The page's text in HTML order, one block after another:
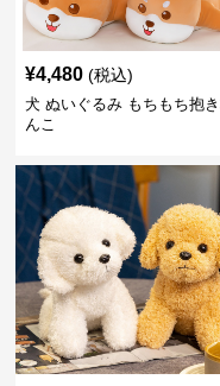
¥4,480 (税込)
犬 ぬいぐるみ もちもち抱
んこ